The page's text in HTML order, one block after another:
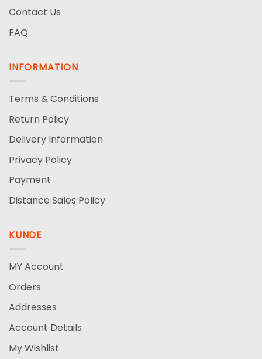
Contact Us
FAQ
INFORMATION
Terms & Conditions
Return Policy
Delivery Information
Privacy Policy
Payment
Distance Sales Policy
KUNDE
MY Account
Orders
Addresses
Account Details
My Wishlist